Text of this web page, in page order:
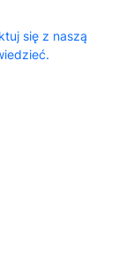
się z naszą